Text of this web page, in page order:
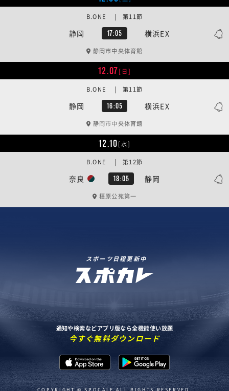
静岡 17:05 横浜EX
B.ONE | 第11節
静岡市中央体育館
12.07[日]
静岡 16:05 横浜EX
B.ONE | 第11節
静岡市中央体育館
12.10[水]
奈良 18:05 静岡
B.ONE | 第12節
橿原公苑第一
スポーツ日程更新中
通知や検索などアプリ版なら全機能使い放題
今すぐ無料ダウンロード